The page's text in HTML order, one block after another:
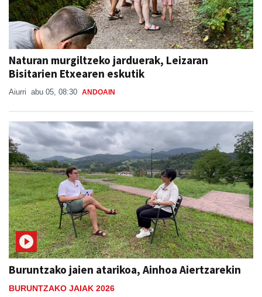
Naturan murgiltzeko jarduerak, Leizaran
Bisitarien Etxearen eskutik
Aiurri abu 05, 08:30 ANDOAIN
Buruntzako jaien atarikoa, Ainhoa Aiertzarekin
BURUNTZAKO JAIAK 2026